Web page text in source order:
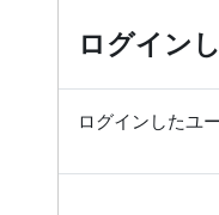
ログイン
ログインしたユ